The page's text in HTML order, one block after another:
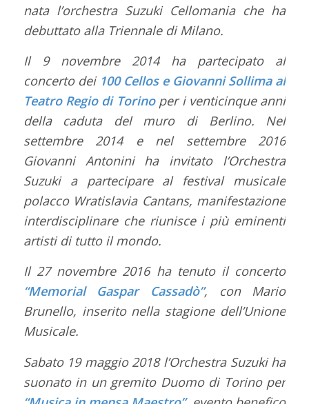
nata l’orchestra Suzuki Cellomania che ha
debuttato alla Triennale di Milano.
Il 9 novembre 2014 ha partecipato al
concerto dei 100 Cellos e Giovanni Sollima al
Teatro Regio di Torinoper i venticinque anni
della caduta del muro di Berlino. Nel
settembre 2014 e nel settembre 2016
Giovanni Antonini ha invitato l’Orchestra
Suzuki a partecipare al festival musicale
polacco Wratislavia Cantans, manifestazione
interdisciplinare che riunisce i più eminenti
artisti di tutto il mondo.
Il 27 novembre 2016 ha tenuto il concerto
“Memorial Gaspar Cassadò”, con Mario
Brunello, inserito nella stagione dell’Unione
Musicale.
Sabato 19 maggio 2018 l’Orchestra Suzuki ha
suonato in un gremito Duomo di Torino per